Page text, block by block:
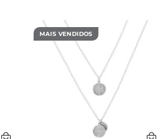
MAIS VENDIDOS